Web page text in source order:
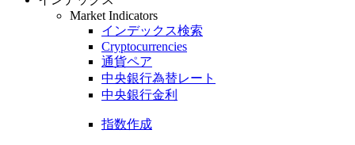
Market Indicators
インデックス検索
Cryptocurrencies
通貨ペア
中央銀行為替レート
中央銀行金利
指数作成